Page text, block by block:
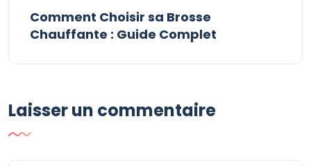
Comment Choisir sa Brosse
Chauffante : Guide Complet
Laisser un commentaire